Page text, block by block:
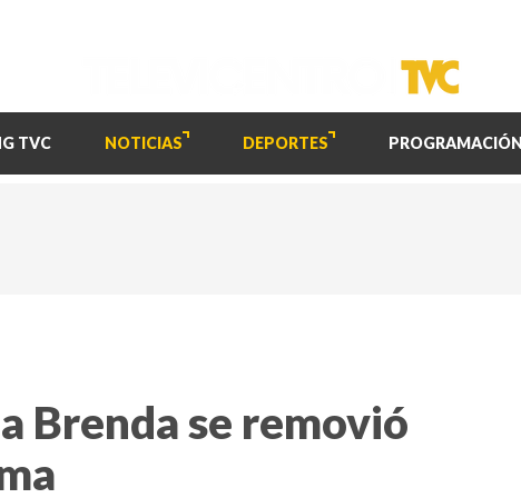
TVC NOTICIAS DEPORTES PROGRAMACIÓN
Brenda se removió